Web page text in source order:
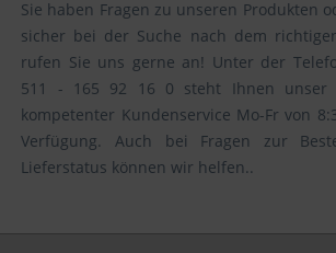
Sie haben Fragen zu unseren Produkten
sicher bei der Suche nach dem
rufen Sie uns gerne an! Unter der
511 - 165 92 16 0 steht Ihnen unser
kompetenter Kundenservice Mo-Fr von
Verfügung. Auch bei Fragen zur
Lieferstatus können wir helfen..